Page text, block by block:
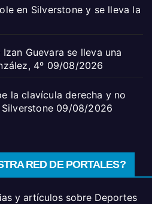
en Silverstone y se lleva la
Guevara se lleva una
4º 09/08/2026
la clavícula derecha y no
09/08/2026
RED DE PORTALES?
y artículos sobre Deportes